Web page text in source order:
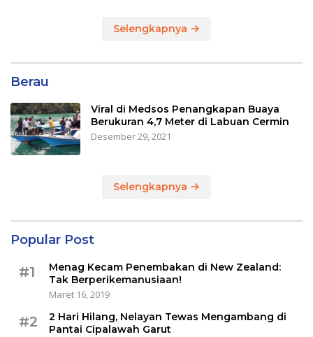
Selengkapnya
Berau
Viral di Medsos Penangkapan Buaya
Berukuran 4,7 Meter di Labuan Cermin
Desember 29, 2021
Selengkapnya
Popular Post
#1
Menag Kecam Penembakan di New Zealand:
Tak Berperikemanusiaan!
Maret 16, 2019
#2
2 Hari Hilang, Nelayan Tewas Mengambang di
Pantai Cipalawah Garut